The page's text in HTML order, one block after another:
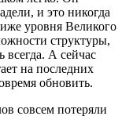
и это никогда
уровня Великого
структуры,
всегда. А сейчас
на последних
обновить.
совсем потеряли